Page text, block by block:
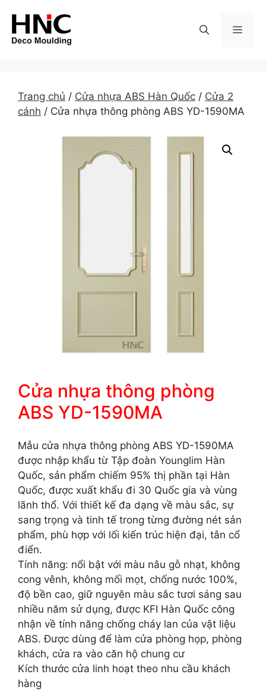
content
Trang chủ / Cửa nhựa ABS Hàn Quốc / Cửa 2
cánh / Cửa nhựa thông phòng ABS YD-1590MA
Cửa nhựa thông phòng
ABS YD-1590MA
Mẫu cửa nhựa thông phòng ABS YD-1590MA
được nhập khẩu từ Tập đoàn Younglim Hàn
Quốc, sản phẩm chiếm 95% thị phần tại Hàn
Quốc, được xuất khẩu đi 30 Quốc gia và vùng
lãnh thổ. Với thiết kế đa dạng về màu sắc, sự
sang trọng và tinh tế trong từng đường nét sản
phẩm, phù hợp với lối kiến trúc hiện đại, tân cổ
điển.
Tính năng: nổi bật với màu nâu gỗ nhạt, không
cong vênh, không mối mọt, chống nước 100%,
độ bền cao, giữ nguyên màu sắc tươi sáng sau
nhiều năm sử dụng, được KFI Hàn Quốc công
nhận về tính năng chống cháy lan của vật liệu
ABS. Được dùng để làm cửa phòng họp, phòng
khách, cửa ra vào căn hộ chung cư
Kích thước cửa linh hoạt theo nhu cầu khách
hàng